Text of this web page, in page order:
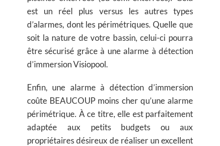
est un réel plus versus les autres types
d’alarmes, dont les périmétriques. Quelle que
soit la nature de votre bassin, celui-ci pourra
être sécurisé grâce à une alarme à détection
d’immersion Visiopool.
Enfin, une alarme à détection d’immersion
coûte BEAUCOUP moins cher qu’une alarme
périmétrique. À ce titre, elle est parfaitement
adaptée aux petits budgets ou aux
propriétaires désireux de réaliser un excellent